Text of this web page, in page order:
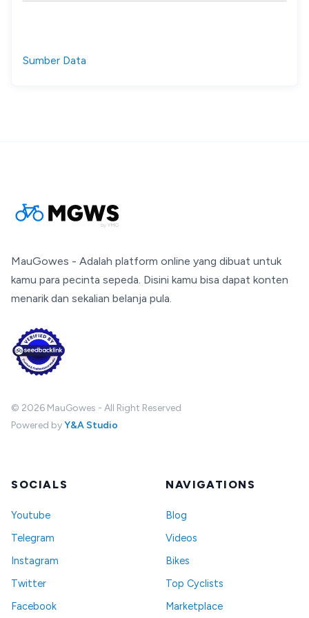
Sumber Data
MauGowes - Adalah platform online yang dibuat untuk
kamu para pecinta sepeda. Disini kamu bisa dapat konten
menarik dan sekalian belanja pula.
© 2026 MauGowes - All Right Reserved
Powered byY&A Studio
SOCIALS
Youtube
Telegram
Instagram
Twitter
Facebook
NAVIGATIONS
Blog
Videos
Bikes
Top Cyclists
Marketplace